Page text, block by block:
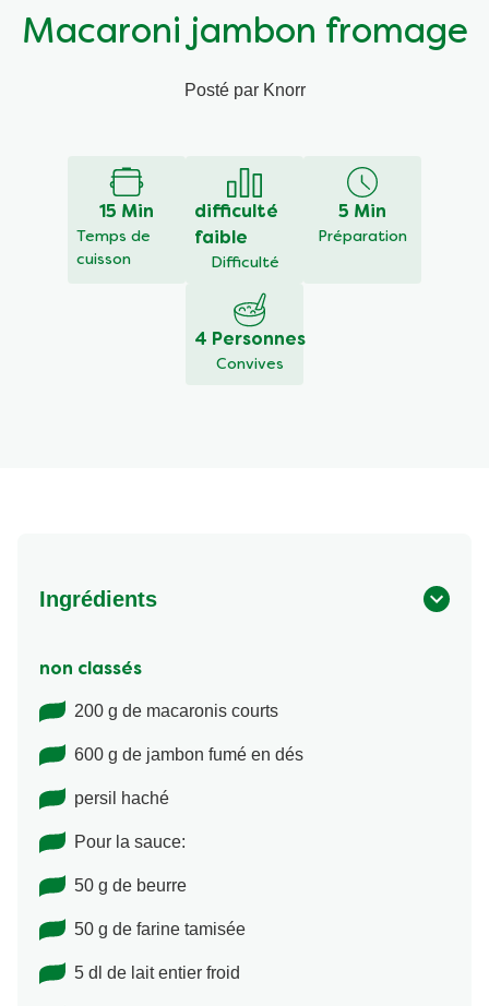
Végétarien
Wraps aux légumes
Occasions
Aides culinaires
Wraps aux légumes
Prêt à l'emploi
Snackpots
Macaroni jambon fromage
Posté par Knorr
15 Min
Temps de
cuisson
difficulté
faible
Difficulté
5 Min
Préparation
4 Personnes
Convives
Ingrédients
non classés
200 g de macaronis courts
600 g de jambon fumé en dés
persil haché
Pour la sauce:
50 g de beurre
50 g de farine tamisée
5 dl de lait entier froid